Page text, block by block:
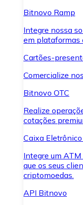
Bitnovo Ramp
Integre nossa
em plataformas
Cartões-
Comercialize
Bitnovo OTC
Realize
cotações
Caixa
Integre um
que os seus
criptomoedas.
API Bitnovo